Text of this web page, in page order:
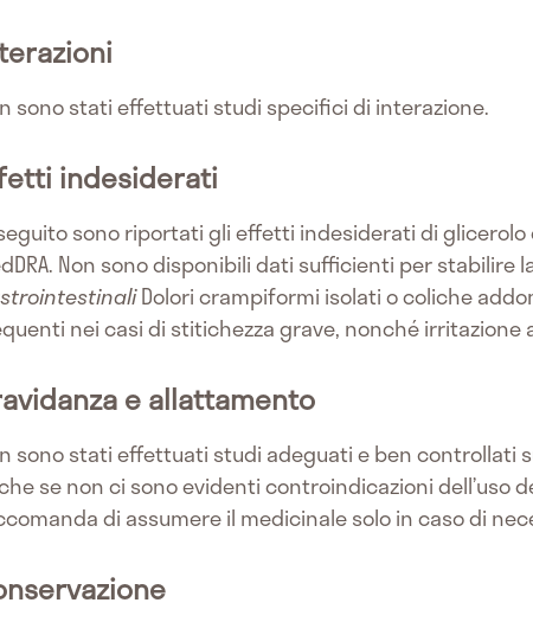
sono stati effettuati studi specifici di interazione.
indesiderati
sono riportati gli effetti indesiderati di
Non sono disponibili dati sufficienti per
Dolori crampiformi isolati o coliche
nei casi di stitichezza grave, nonché irritazione
e allattamento
sono stati effettuati studi adeguati e ben controllati
se non ci sono evidenti controindicazioni dell’uso
di assumere il medicinale solo in caso di